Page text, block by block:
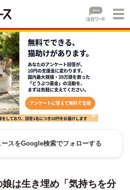
ースをGoogle検索でフォローする
は生き埋め「気持ちを分